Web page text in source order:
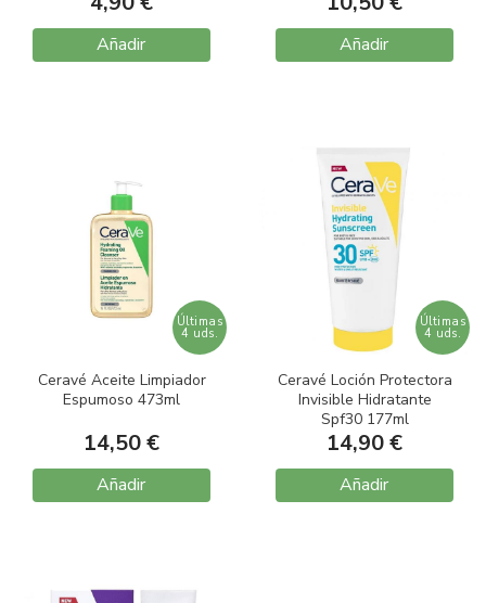
Añadir Añadir
Últimas
4 uds.
Ceravé Aceite Limpiador
Espumoso 473ml
14,50 €
Añadir
Últimas
4 uds.
Ceravé Loción Protectora
Invisible Hidratante
Spf30 177ml
14,90 €
Añadir